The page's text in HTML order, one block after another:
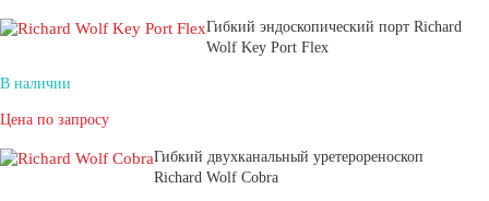
Гибкий эндоскопический порт Richard
Wolf Key Port Flex
В наличии
Цена по запросу
Гибкий двухканальный уретерореноскоп
Richard Wolf Cobra